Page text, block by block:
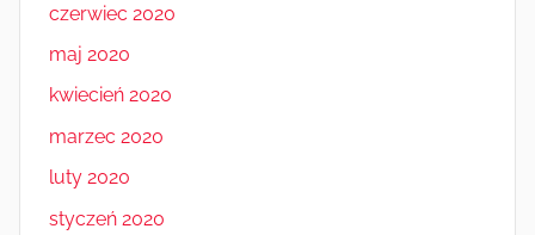
czerwiec 2020
maj 2020
kwiecień 2020
marzec 2020
luty 2020
styczeń 2020